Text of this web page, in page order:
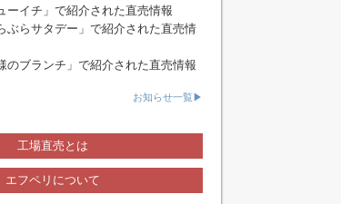
ーイチ」で紹介された直売情報
ぶらサタデー」で紹介された直売情
のブランチ」で紹介された直売情報
お知らせ一覧▶
工場直売とは
エフペリについて